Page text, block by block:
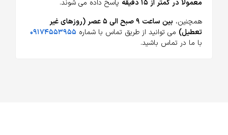
معمولا در کمتر از ۱۵ دقیقه
پاسخ داده می شوند.
همچنین،
بین ساعت ۹ صبح الی ۵ عصر (روزهای غیر
تعطیل) می توانید از طریق تماس با شماره ۰۹۱۷۴۵۵۳۹۵۵
با ما در تماس باشید.